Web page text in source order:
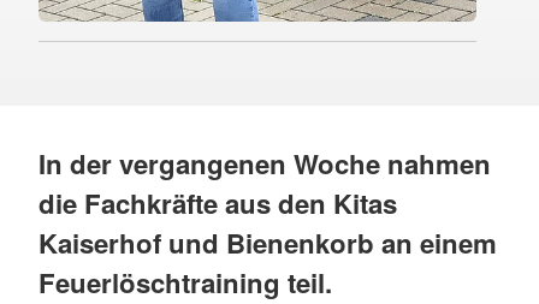
In der vergangenen Woche nahmen
die Fachkräfte aus den Kitas
Kaiserhof und Bienenkorb an einem
Feuerlöschtraining teil.